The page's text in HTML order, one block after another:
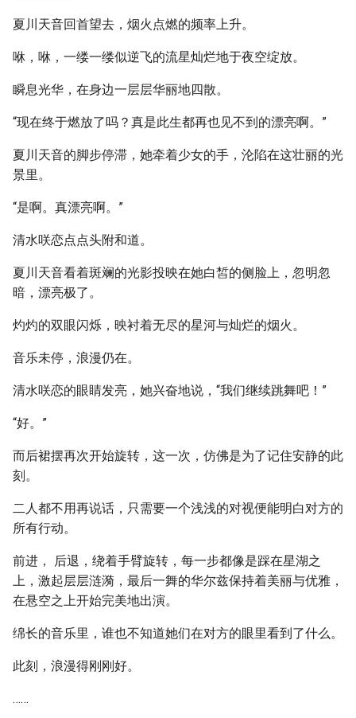
夏川天音回首望去，烟火点燃的频率上升。
咻，咻，一缕一缕似逆飞的流星灿烂地于夜空绽放。
瞬息光华，在身边一层层华丽地四散。
“现在终于燃放了吗？真是此生都再也见不到的漂亮啊。”
夏川天音的脚步停滞，她牵着少女的手，沦陷在这壮丽的光
景里。
“是啊。真漂亮啊。”
清水咲恋点点头附和道。
夏川天音看着斑斓的光影投映在她白皙的侧脸上，忽明忽
暗，漂亮极了。
灼灼的双眼闪烁，映衬着无尽的星河与灿烂的烟火。
音乐未停，浪漫仍在。
清水咲恋的眼睛发亮，她兴奋地说，“我们继续跳舞吧！”
“好。”
而后裙摆再次开始旋转，这一次，仿佛是为了记住安静的此
刻。
二人都不用再说话，只需要一个浅浅的对视便能明白对方的
所有行动。
前进， 后退，绕着手臂旋转，每一步都像是踩在星湖之
上，激起层层涟漪，最后一舞的华尔兹保持着美丽与优雅，
在悬空之上开始完美地出演。
绵长的音乐里，谁也不知道她们在对方的眼里看到了什么。
此刻，浪漫得刚刚好。
……